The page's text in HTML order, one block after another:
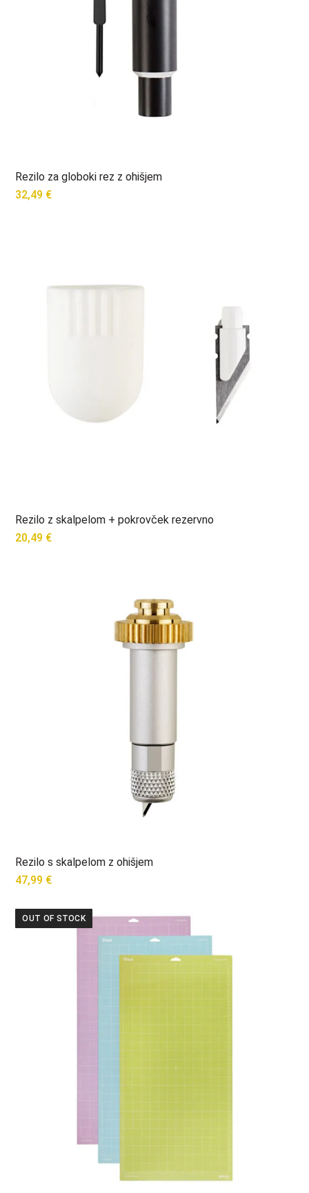
Rezilo za globoki rez z ohišjem
32,49 €
Rezilo z skalpelom + pokrovček rezervno
20,49 €
Rezilo s skalpelom z ohišjem
47,99 €
OUT OF STOCK